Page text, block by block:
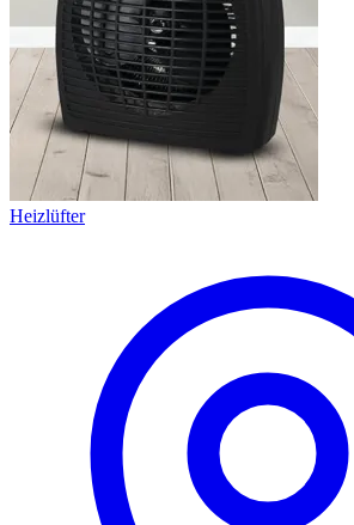
Heizlüfter